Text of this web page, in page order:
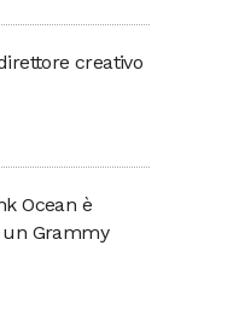
creativo
Ocean è
un Grammy